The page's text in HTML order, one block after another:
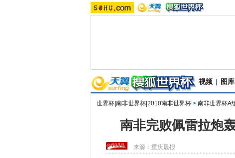
视频 | 图库
世界杯|南非世界杯|2010南非世界杯 > 南非世界杯A
南非完败佩雷拉炮
来源：重庆晨报